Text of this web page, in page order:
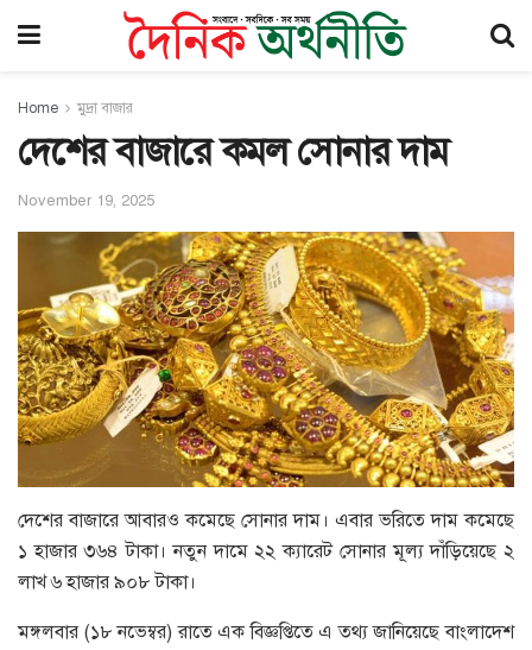
Home মুদ্রা বাজার
দেশের বাজারে কমল সোনার দাম
November 19, 2025
দেশের বাজারে আবারও কমেছে সোনার দাম। এবার ভরিতে দাম কমেছে
১ হাজার ৩৬৪ টাকা। নতুন দামে ২২ ক্যারেট সোনার মূল্য দাঁড়িয়েছে ২
লাখ ৬ হাজার ৯০৮ টাকা।
মঙ্গলবার (১৮ নভেম্বর) রাতে এক বিজ্ঞপ্তিতে এ তথ্য জানিয়েছে বাংলাদেশ